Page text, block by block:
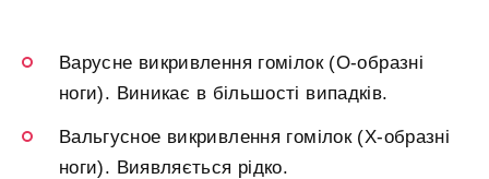
Варусне викривлення гомілок (О-образні
ноги). Виникає в більшості випадків.
Вальгусное викривлення гомілок (Х-образні
ноги). Виявляється рідко.